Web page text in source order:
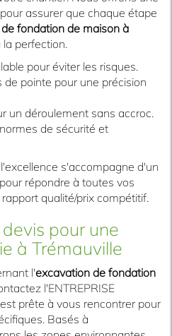
assurer que chaque étape
fondation de maison à
perfection.
pour éviter les risques.
pointe pour une précision
un déroulement sans accroc.
de sécurité et
s'accompagne d'un
répondre à toutes vos
qualité/prix compétitif.
pour une
à Trémauville
l'excavation de fondation
l'ENTREPRISE
prête à vous rencontrer pour
Basés à